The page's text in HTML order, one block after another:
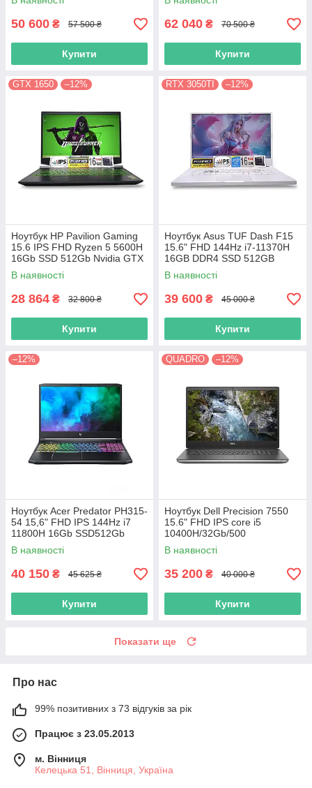
50 600 ₴ 57 500 ₴
Купити
62 040 ₴ 70 500 ₴
Купити
GTX 1650 –12%
Ноутбук HP Pavilion Gaming
15.6 IPS FHD Ryzen 5 5600H
16Gb SSD 512Gb Nvidia GTX
1650 4GB
В наявності
28 864 ₴ 32 800 ₴
Купити
RTX 3050TI –12%
Ноутбук Asus TUF Dash F15
15.6" FHD 144Hz i7-11370H
16GB DDR4 SSD 512GB
Nvidia RTX 3050TI
В наявності
39 600 ₴ 45 000 ₴
Купити
–12%
Ноутбук Acer Predator PH315-
54 15,6" FHD IPS 144Hz i7
11800H 16Gb SSD512Gb
NVMe RTX3060-6Gb
В наявності
40 150 ₴ 45 625 ₴
Купити
QUADRO –12%
Ноутбук Dell Precision 7550
15.6" FHD IPS core i5
10400H/32Gb/500
SSD/Quadro T1000 4Gb
В наявності
35 200 ₴ 40 000 ₴
Купити
Показати ще
Про нас
99% позитивних з 73 відгуків за рік
Працює з 23.05.2013
м. Вінниця
Келецька 51, Вінниця, Україна